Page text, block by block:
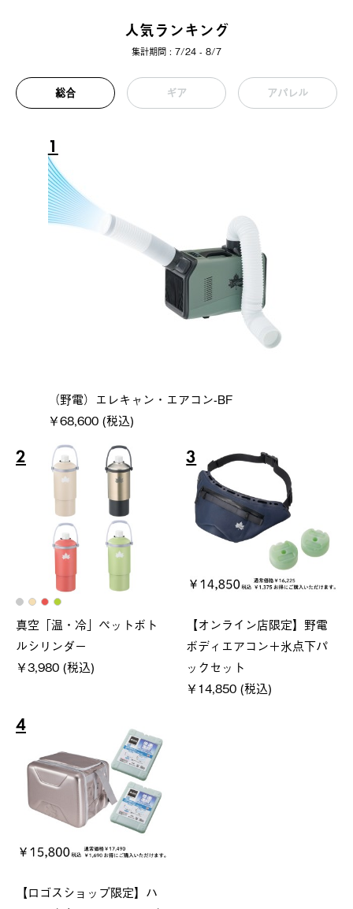
人気ランキング
集計期間 : 7/24 - 8/7
総合 ギア アパレル
1
（野電）エレキャン・エアコン-BF
￥68,600 (税込)
2
真空「温・冷」ペットボト
ルシリンダー
￥3,980 (税込)
3
【オンライン店限定】野電
ボディエアコン＋氷点下パ
ックセット
￥14,850 (税込)
4
【ロゴスショップ限定】ハ